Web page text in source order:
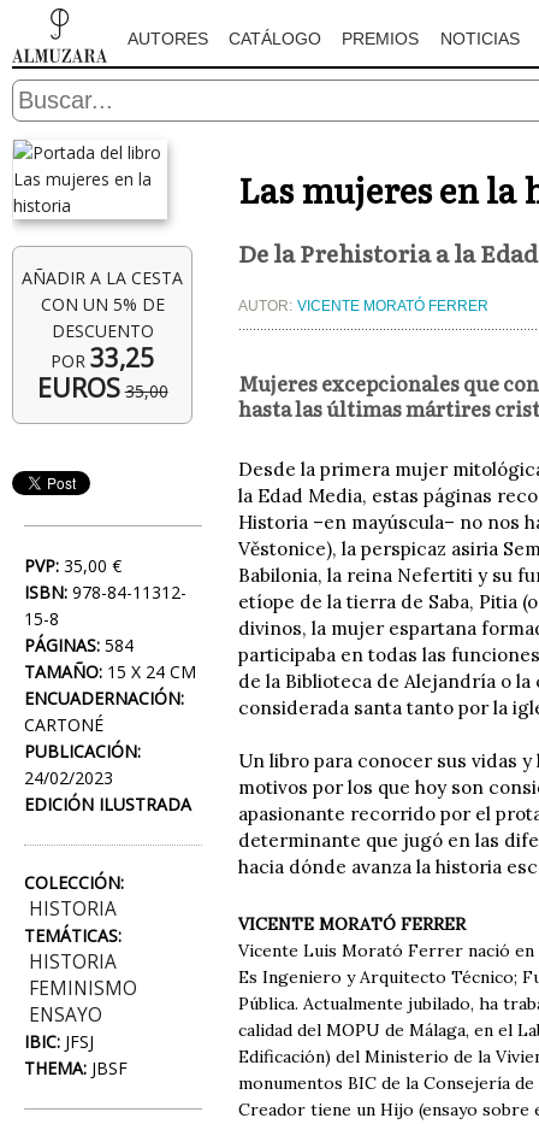
AUTORES CATÁLOGO PREMIOS NOTICIAS
AÑADIR A LA CESTA
CON UN 5% DE
DESCUENTO
POR33,25
EUROS 35,00
PVP: 35,00 €
ISBN: 978-84-11312-
15-8
PÁGINAS: 584
TAMAÑO: 15 X 24 CM
ENCUADERNACIÓN:
CARTONÉ
PUBLICACIÓN:
24/02/2023
EDICIÓN ILUSTRADA
COLECCIÓN:
HISTORIA
TEMÁTICAS:
HISTORIA
FEMINISMO
ENSAYO
IBIC: JFSJ
THEMA: JBSF
Las mujeres en la
De la Prehistoria a la
AUTOR: VICENTE MORATÓ FERRER
Mujeres excepcionales que
hasta las últimas mártires
Desde la primera mujer
la Edad Media, estas páginas
Historia –en mayúscula– no nos
Věstonice), la perspicaz asiria
Babilonia, la reina Nefertiti y su
etíope de la tierra de Saba, Pitia
divinos, la mujer espartana
participaba en todas las
de la Biblioteca de Alejandría o
considerada santa tanto por la
Un libro para conocer sus vidas
motivos por los que hoy son
apasionante recorrido por el
determinante que jugó en las
hacia dónde avanza la historia
VICENTE MORATÓ FERRER
Vicente Luis Morató Ferrer nació en
Es Ingeniero y Arquitecto Técnico;
Pública. Actualmente jubilado, ha
calidad del MOPU de Málaga, en el
Edificación) del Ministerio de la
monumentos BIC de la Consejería
Creador tiene un Hijo (ensayo